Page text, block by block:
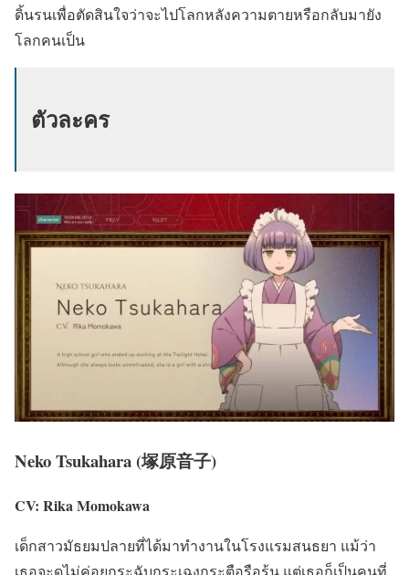
ดิ้นรนเพื่อตัดสินใจว่าจะไปโลกหลังความตายหรือกลับมายัง
โลกคนเป็น
ตัวละคร
Neko Tsukahara (塚原音子)
CV: Rika Momokawa
เด็กสาวมัธยมปลายที่ได้มาทำงานในโรงแรมสนธยา แม้ว่า
เธอจะดูไม่ค่อยกระฉับกระเฉงกระตือรือร้น แต่เธอก็เป็นคนที่